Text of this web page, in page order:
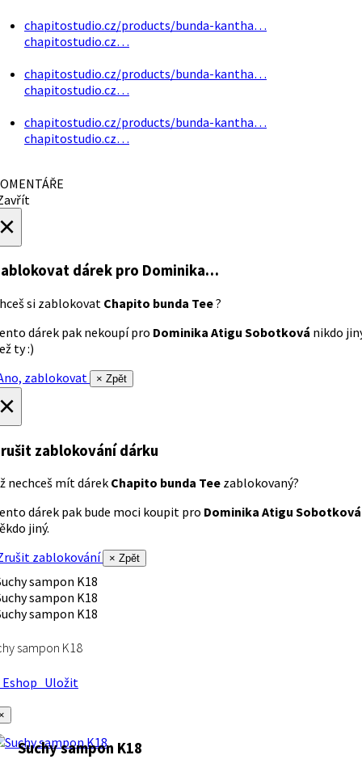
chapitostudio.cz/products/bunda-kantha…
chapitostudio.cz…
chapitostudio.cz/products/bunda-kantha…
chapitostudio.cz…
chapitostudio.cz/products/bunda-kantha…
chapitostudio.cz…
dárek pro Dominika…
si zablokovat Chapito bunda Tee?
dárek pak nekoupí pro Dominika Atigu Sobotková nikdo
ty :)
zablokovat
× Zpět
zablokování dárku
nechceš mít dárek Chapito bunda Tee zablokovaný?
dárek pak bude moci koupit pro Dominika Atigu Sobotková
jiný.
zablokování
× Zpět
sampon K18
Uložit
Suchy sampon K18